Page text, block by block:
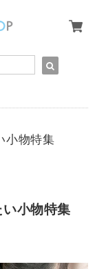
小物特集
小物特集